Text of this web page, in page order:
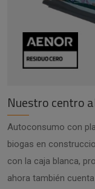
Nuestro centro
Autoconsumo con
biogas en
con la caja blanca,
ahora también